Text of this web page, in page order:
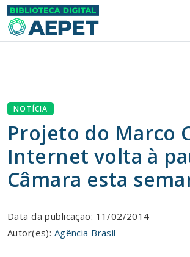
NOTÍCIA
Projeto do Marco
Internet volta à
Câmara esta
Data da publicação: 11/02/2014
Autor(es): Agência Brasil